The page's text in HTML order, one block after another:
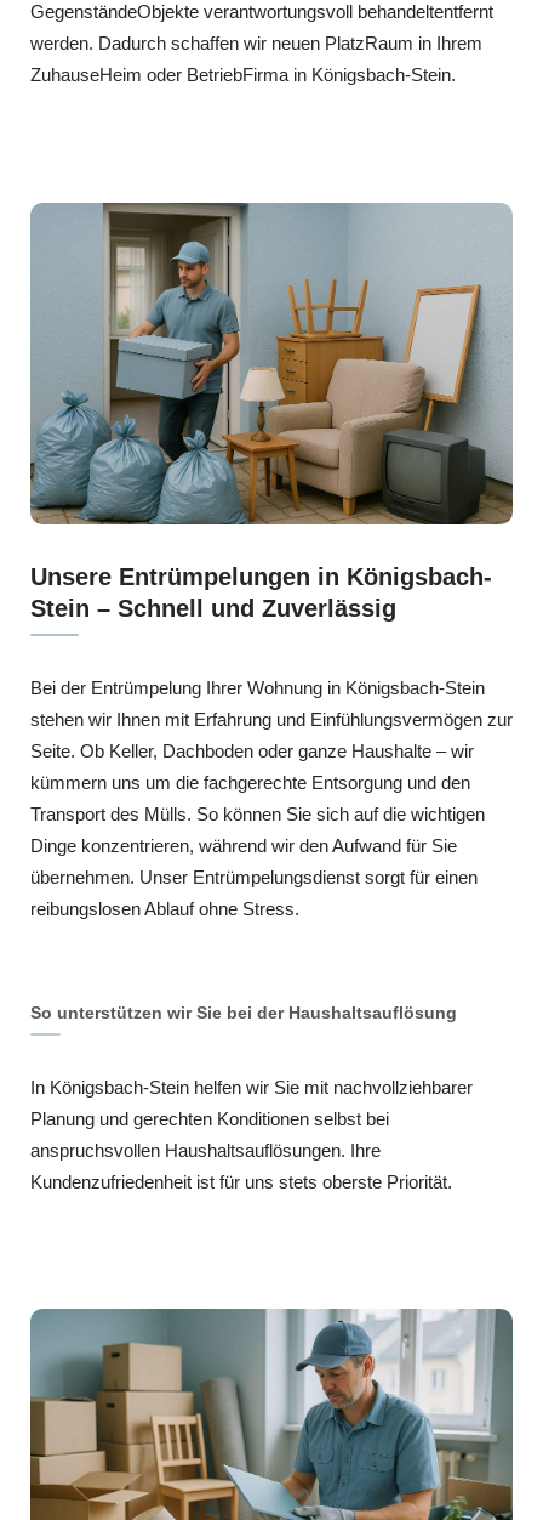
GegenständeObjekte verantwortungsvoll behandeltentfernt
werden. Dadurch schaffen wir neuen PlatzRaum in Ihrem
ZuhauseHeim oder BetriebFirma in Königsbach-Stein.
Unsere Entrümpelungen in Königsbach-
Stein – Schnell und Zuverlässig
Bei der Entrümpelung Ihrer Wohnung in Königsbach-Stein
stehen wir Ihnen mit Erfahrung und Einfühlungsvermögen zur
Seite. Ob Keller, Dachboden oder ganze Haushalte – wir
kümmern uns um die fachgerechte Entsorgung und den
Transport des Mülls. So können Sie sich auf die wichtigen
Dinge konzentrieren, während wir den Aufwand für Sie
übernehmen. Unser Entrümpelungsdienst sorgt für einen
reibungslosen Ablauf ohne Stress.
So unterstützen wir Sie bei der Haushaltsauflösung
In Königsbach-Stein helfen wir Sie mit nachvollziehbarer
Planung und gerechten Konditionen selbst bei
anspruchsvollen Haushaltsauflösungen. Ihre
Kundenzufriedenheit ist für uns stets oberste Priorität.